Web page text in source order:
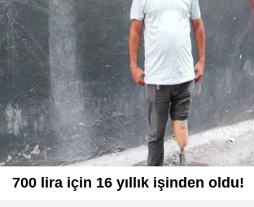
700 lira için 16 yıllık işinden oldu!